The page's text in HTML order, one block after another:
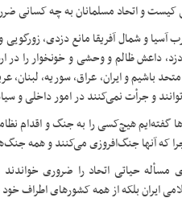
کیست و اتحاد مسلمانان به چه کسانی
آسیا و شمال آفریقا مانع دزدی،
داعش ظالم و وحشی و خونخوار را در
باشیم و ایران، عراق، سوریه،
و جرأت نمی‌کنند در امور داخلی و
گفته‌ایم هیچ‌کسی را به جنگ و اقدام
که آنها جنگ‌افروزی می‌کنند و همه
حیاتی اتحاد را ضروری
ایران بلکه از همه کشورهای اطراف